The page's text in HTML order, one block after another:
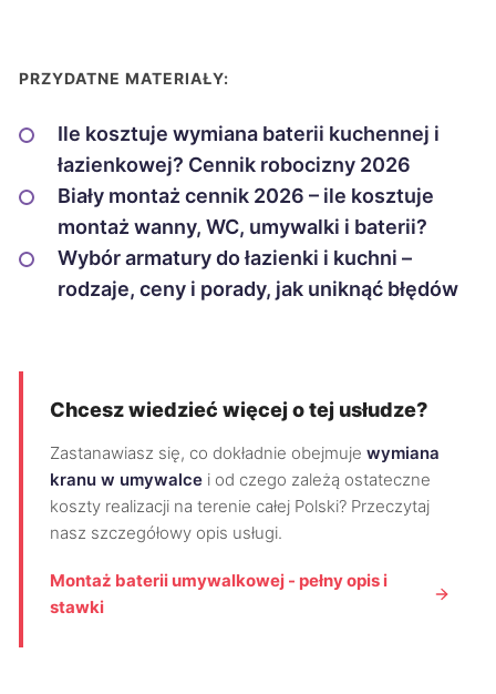
PRZYDATNE MATERIAŁY:
Ile kosztuje wymiana baterii kuchennej i
łazienkowej? Cennik robocizny 2026
Biały montaż cennik 2026 – ile kosztuje
montaż wanny, WC, umywalki i baterii?
Wybór armatury do łazienki i kuchni –
rodzaje, ceny i porady, jak uniknąć błędów
Chcesz wiedzieć więcej o tej usłudze?
Zastanawiasz się, co dokładnie obejmuje wymiana
kranu w umywalce i od czego zależą ostateczne
koszty realizacji na terenie całej Polski? Przeczytaj
nasz szczegółowy opis usługi.
Montaż baterii umywalkowej - pełny opis i
stawki